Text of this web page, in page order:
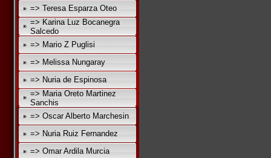
=> Teresa Esparza Oteo
=> Karina Luz Bocanegra
Salcedo
=> Mario Z Puglisi
=> Melissa Nungaray
=> Nuria de Espinosa
=> Maria Oreto Martinez
Sanchis
=> Oscar Alberto Marchesin
=> Nuria Ruiz Fernandez
=> Omar Ardila Murcia